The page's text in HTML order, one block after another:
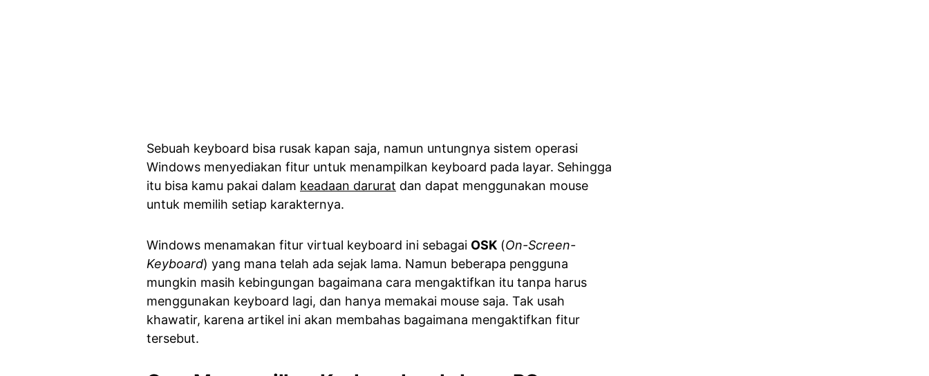
Sebuah keyboard bisa rusak kapan saja, namun untungnya sistem operasi
Windows menyediakan fitur untuk menampilkan keyboard pada layar. Sehingga
itu bisa kamu pakai dalam keadaan darurat dan dapat menggunakan mouse
untuk memilih setiap karakternya.
Windows menamakan fitur virtual keyboard ini sebagai OSK (On-Screen-
Keyboard) yang mana telah ada sejak lama. Namun beberapa pengguna
mungkin masih kebingungan bagaimana cara mengaktifkan itu tanpa harus
menggunakan keyboard lagi, dan hanya memakai mouse saja. Tak usah
khawatir, karena artikel ini akan membahas bagaimana mengaktifkan fitur
tersebut.